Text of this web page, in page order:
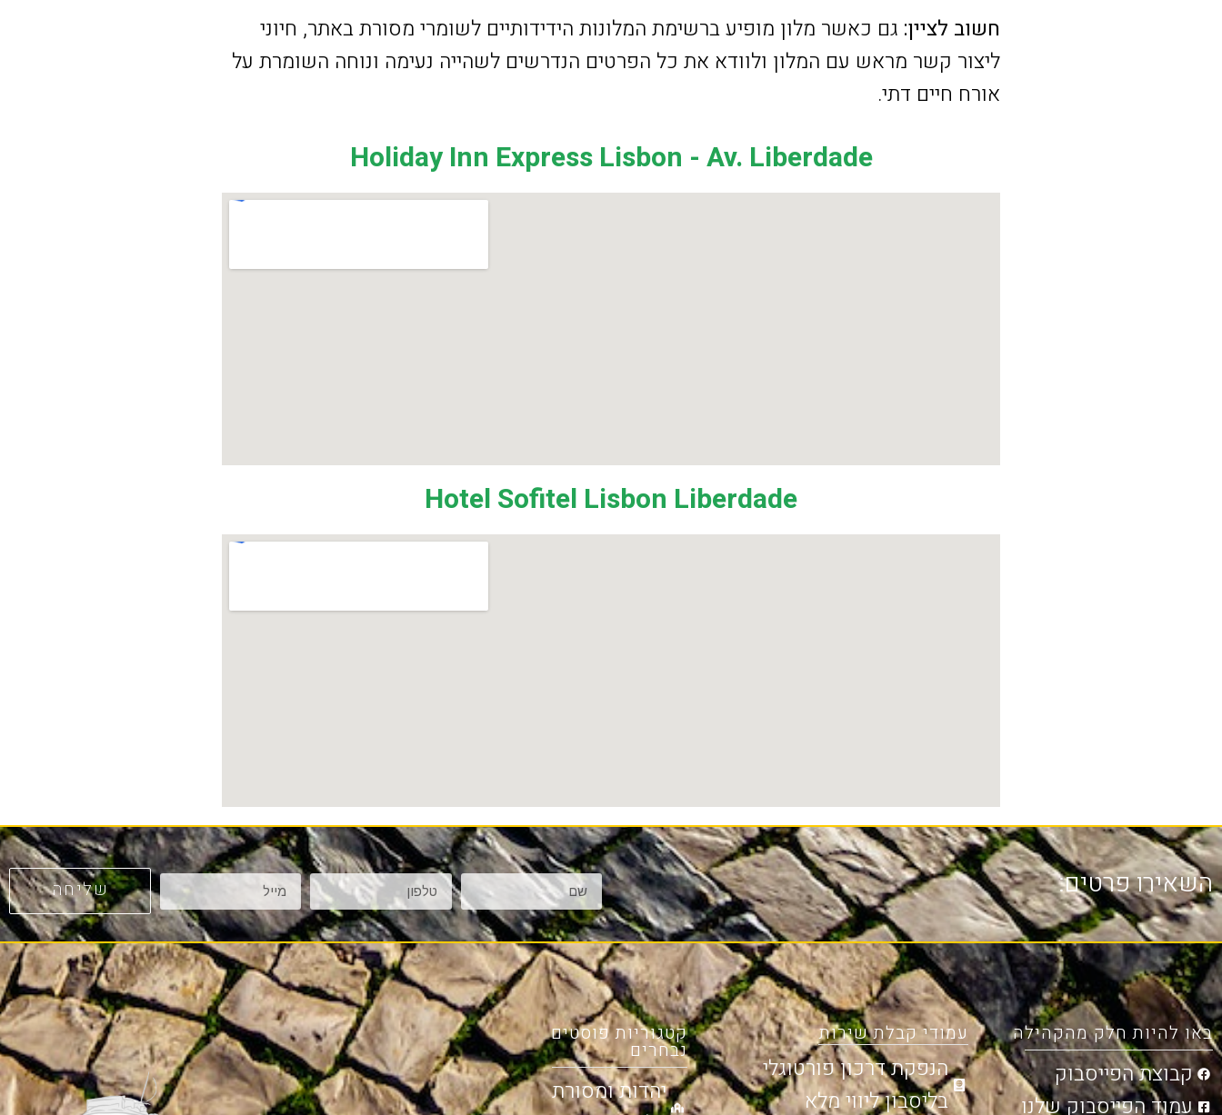
חשוב לציין: גם כאשר מלון מופיע ברשימת המלונות הידידותיים לשומרי מסורת באתר, חיוני
ליצור קשר מראש עם המלון ולוודא את כל הפרטים הנדרשים לשהייה נעימה ונוחה השומרת על
אורח חיים דתי.
Holiday Inn Express Lisbon - Av. Liberdade
‎Hotel Sofitel Lisbon Liberdade
השאירו פרטים: שליחה
באו להיות חלק מהקהילה
קבוצת הפייסבוק
עמוד הפייסבוק שלנו
עמודי קבלת שירות
הנפקת דרכון פורטוגלי
בליסבון ליווי מלא
קטגוריות פוסטים
נבחרים
יהדות ומסורת